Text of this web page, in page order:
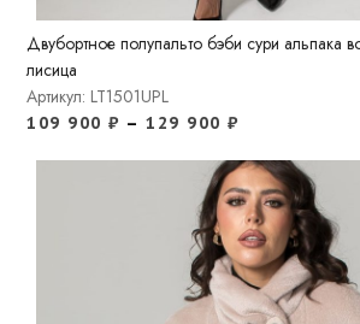
Двубортное полупальто бэби сури альпака
лисица
Артикул: LT1501UPL
109 900₽ – 129 900₽